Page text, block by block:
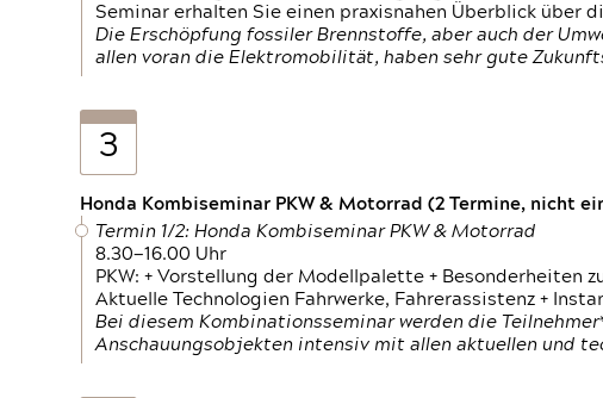
Seminar erhalten Sie einen praxisnahen Überblick über
Die Erschöpfung fossiler Brennstoffe, aber auch der
allen voran die Elektromobilität, haben sehr gute
3
Honda Kombiseminar PKW & Motorrad (2 Termine, nicht
Termin 1/2: Honda Kombiseminar PKW & Motorrad
8.30—16.00 Uhr
PKW: + Vorstellung der Modellpalette +
Aktuelle Technologien Fahrwerke, Fahrerassistenz +
Bei diesem Kombinationsseminar werden die
Anschauungsobjekten intensiv mit allen aktuellen und